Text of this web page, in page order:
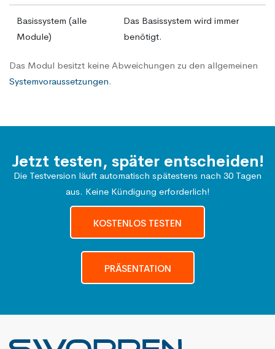
Basissystem (alle
Module)
Das Basissystem wird immer
benötigt.
Das Modul besitzt keine Abweichungen zu den allgemeinen
Systemvoraussetzungen.
Jetzt testen, später entscheiden!
Die Testversion läuft automatisch spätestens nach 30 Tagen
aus. Keine Kündigung erforderlich!
KOSTENLOS TESTEN
PRÄSENTATION